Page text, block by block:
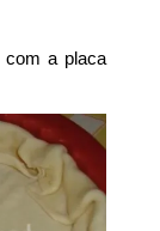
com a placa